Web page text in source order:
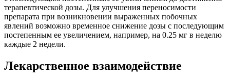
терапевтической дозы. Для улучшения переносимости
препарата при возникновении выраженных побочных
явлений возможно временное снижение дозы с последующим
постепенным ее увеличением, например, на 0.25 мг в неделю
каждые 2 недели.
Лекарственное взаимодействие